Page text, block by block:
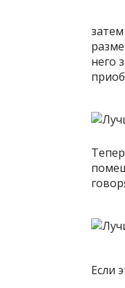
него
Если